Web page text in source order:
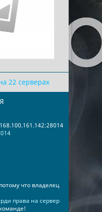
22 серверах
что владелец
права на сервер